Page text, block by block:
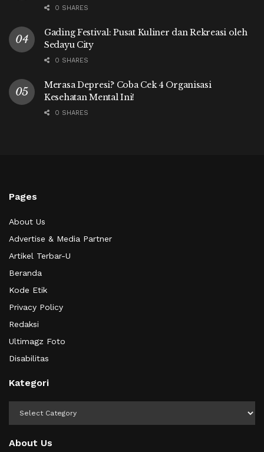
0 SHARES
Gading Festival: Pusat Kuliner dan Rekreasi oleh
Sedayu City
0 SHARES
Merasa Depresi? Coba Cek 4 Organisasi
Kesehatan Mental Ini!
0 SHARES
Pages
About Us
Advertise & Media Partner
Artikel Terbar-U
Beranda
Kode Etik
Privacy Policy
Redaksi
Ultimagz Foto
Disabilitas
Kategori
About Us